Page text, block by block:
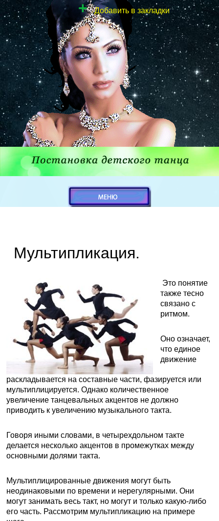
+ Добавить в закладки
Мультипликация.
Это понятие
также тесно
связано с
ритмом.
Оно означает,
что единое
движение
раскладывается на составные части, фазируется или
мультиплицируется. Однако количественное
увеличение танцевальных акцентов не должно
приводить к увеличению музыкального такта.
Говоря иными словами, в четырехдольном такте
делается несколько акцентов в промежутках между
основными долями такта.
Мультиплицированные движения могут быть
неодинаковыми по времени и нерегулярными. Они
могут занимать весь такт, но могут и только какую-либо
его часть. Рассмотрим мультипликацию на примере